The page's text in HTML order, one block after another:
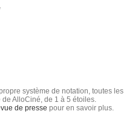
système de notation, toutes les
AlloCiné, de 1 à 5 étoiles.
de presse pour en savoir plus.